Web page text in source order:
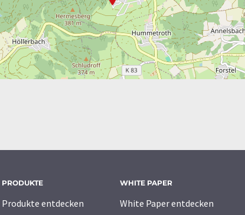
PRODUKTE
Produkte entdecken
WHITE PAPER
White Paper entdecken